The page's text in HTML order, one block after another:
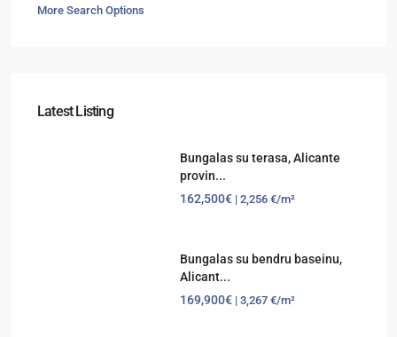
More Search Options
Latest Listing
Bungalas su terasa, Alicante
provin...
162,500€ | 2,256 €/m²
Bungalas su bendru baseinu,
Alicant...
169,900€ | 3,267 €/m²